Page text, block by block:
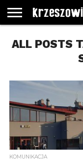
GŁÓWNA
WYBORY
SAMORZĄDOWE
WYBIERZ
KATEGORIE
ROZKŁADY
JAZDY
GREGORCZYK
WATCH
KONTAKT
ALL POSTS
KOMUNIKACJA